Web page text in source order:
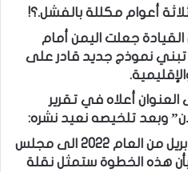
أعوام مكللة بالفشل.؟!
جعلت اليمن أمام
أو تبني نموذج جديد قادر على
أعلاه في تقرير
وبعد تلخيصه نعيد نشره:
بعد إعلان نقل السلطة في إبريل من العام 2022 الى مجلس
بأن هذه الخطوة ستمثل نقلة